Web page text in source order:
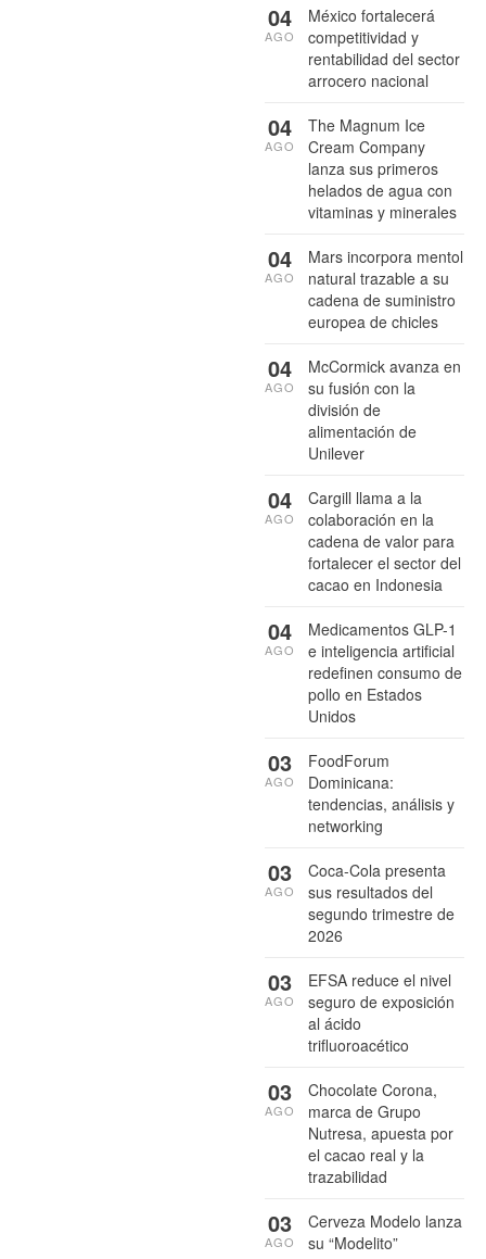
México fortalecerá
competitividad y
rentabilidad del sector
arrocero nacional
04
AGO
The Magnum Ice
Cream Company
lanza sus primeros
helados de agua con
vitaminas y minerales
04
AGO
Mars incorpora mentol
natural trazable a su
cadena de suministro
europea de chicles
04
AGO
McCormick avanza en
su fusión con la
división de
alimentación de
Unilever
04
AGO
Cargill llama a la
colaboración en la
cadena de valor para
fortalecer el sector del
cacao en Indonesia
04
AGO
Medicamentos GLP-1
e inteligencia artificial
redefinen consumo de
pollo en Estados
Unidos
04
AGO
FoodForum
Dominicana:
tendencias, análisis y
networking
03
AGO
Coca-Cola presenta
sus resultados del
segundo trimestre de
2026
03
AGO
EFSA reduce el nivel
seguro de exposición
al ácido
trifluoroacético
03
AGO
Chocolate Corona,
marca de Grupo
Nutresa, apuesta por
el cacao real y la
trazabilidad
03
AGO
Cerveza Modelo lanza
su “Modelito”
03
AGO